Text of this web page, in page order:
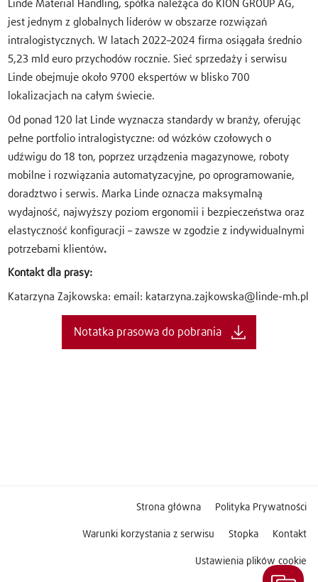
Linde Material Handling, spółka należąca do KION GROUP AG,
jest jednym z globalnych liderów w obszarze rozwiązań
intralogistycznych. W latach 2022–2024 firma osiągała średnio
5,23 mld euro przychodów rocznie. Sieć sprzedaży i serwisu
Linde obejmuje około 9700 ekspertów w blisko 700
lokalizacjach na całym świecie.
Od ponad 120 lat Linde wyznacza standardy w branży, oferując
pełne portfolio intralogistyczne: od wózków czołowych o
udźwigu do 18 ton, poprzez urządzenia magazynowe, roboty
mobilne i rozwiązania automatyzacyjne, po oprogramowanie,
doradztwo i serwis. Marka Linde oznacza maksymalną
wydajność, najwyższy poziom ergonomii i bezpieczeństwa oraz
elastyczność konfiguracji – zawsze w zgodzie z indywidualnymi
potrzebami klientów.
Kontakt dla prasy:
Katarzyna Zajkowska: email: katarzyna.zajkowska@linde-mh.pl
Notatka prasowa do pobrania
Strona główna Polityka Prywatności
Warunki korzystania z serwisu Stopka Kontakt
Ustawienia plików cookie